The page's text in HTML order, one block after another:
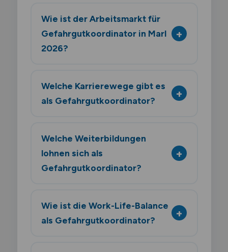
Wie ist der Arbeitsmarkt für
Gefahrgutkoordinator in Marl
2026?
Welche Karrierewege gibt es
als Gefahrgutkoordinator?
Welche Weiterbildungen
lohnen sich als
Gefahrgutkoordinator?
Wie ist die Work-Life-Balance
als Gefahrgutkoordinator?